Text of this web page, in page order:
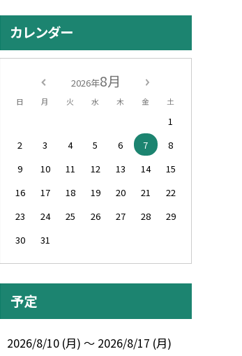
カレンダー
2026年8月
日 月 火 水 木 金 土
1
2
3 4 5 6 7
8
9
10 11 12 13 14
15
16
17 18 19 20 21
22
23
24 25 26 27 28
29
30
31
予定
2026/8/10 (月) ～ 2026/8/17 (月)